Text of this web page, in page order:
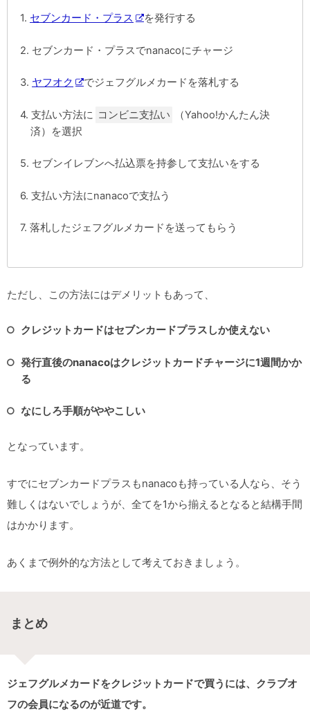
セブンカード・プラス を発行する
セブンカード・プラスでnanacoにチャージ
ヤフオク でジェフグルメカードを落札する
支払い方法に コンビニ支払い
（Yahoo!かんたん決
済）を選択
セブンイレブンへ払込票を持参して支払いをする
支払い方法にnanacoで支払う
落札したジェフグルメカードを送ってもらう
ただし、この方法にはデメリットもあって、
クレジットカードはセブンカードプラスしか使えない
発行直後のnanacoはクレジットカードチャージに1週間かか
る
なにしろ手順がややこしい
となっています。
すでにセブンカードプラスもnanacoも持っている人なら、そう
難しくはないでしょうが、全てを1から揃えるとなると結構手間
はかかります。
あくまで例外的な方法として考えておきましょう。
まとめ
ジェフグルメカードをクレジットカードで買うには、クラブオ
フの会員になるのが近道です。